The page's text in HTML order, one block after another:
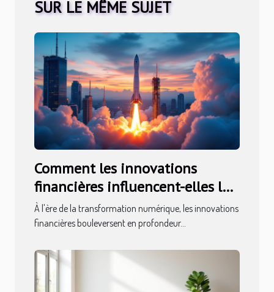
SUR LE MÊME SUJET
Comment les innovations
financières influencent-elles la
stabilité économique ?
À l'ère de la transformation numérique, les innovations
financières bouleversent en profondeur...